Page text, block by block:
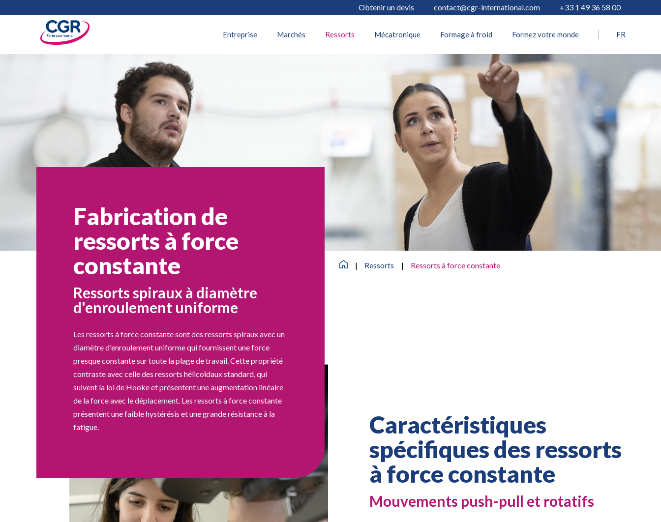
Obtenir un devis contact@cgr-international.com +33 1 49 36 58 00
Entreprise Marchés Ressorts Mécatronique Formage à froid Formez votre monde FR
Fabrication de
ressorts à force
constante
Ressorts spiraux à diamètre
d'enroulement uniforme
Les ressorts à force constante sont des ressorts spiraux avec un
diamètre d'enroulement uniforme qui fournissent une force
presque constante sur toute la plage de travail. Cette propriété
contraste avec celle des ressorts hélicoïdaux standard, qui
suivent la loi de Hooke et présentent une augmentation linéaire
de la force avec le déplacement. Les ressorts à force constante
présentent une faible hystérésis et une grande résistance à la
fatigue.
| Ressorts | Ressorts à force constante
Caractéristiques
spécifiques des ressorts
à force constante
Mouvements push-pull et rotatifs